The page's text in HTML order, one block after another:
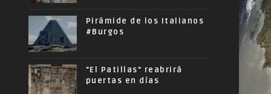
Pirámide de los Italianos
#Burgos
"El Patillas" reabrirá
puertas en días